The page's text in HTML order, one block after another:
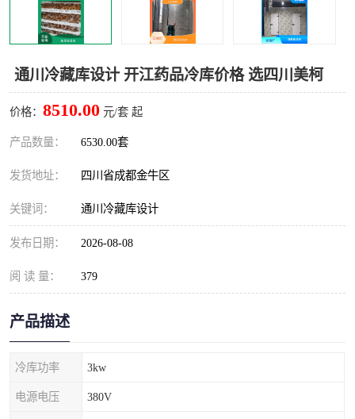
通川冷藏库设计 开江药品冷库价格 选四川美柯
价格： 8510.00 元/套 起
产品数量： 6530.00套
发货地址： 四川省成都金牛区
关键词： 通川冷藏库设计
发布日期： 2026-08-08
阅 读 量： 379
产品描述
冷库功率 3kw
电源电压 380V
内江冷库，内江冻库 宜宾冷库，宜宾冻库设备